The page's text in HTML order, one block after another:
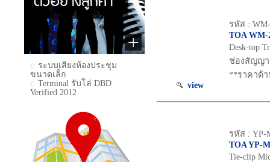
ระบบเสียงห้องประชุม
ขนาดเล็ก
Terminal รับโล่ DBD
Verified 2012
view
รหัส :
TOA WM-
Desk-top
ช่องสัญญ
**ราคาด้
รหัส : YP-
TOA YP-
Tie-clip